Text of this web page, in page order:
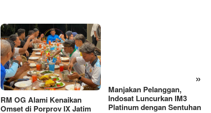
»
RM OG Alami Kenaikan
Omset di Porprov IX Jatim
Manjakan Pelanggan,
Indosat Luncurkan IM3
Platinum dengan Sentuhan